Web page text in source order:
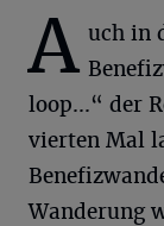
A uch in
loop...“ der
vierten Mal
Wanderung